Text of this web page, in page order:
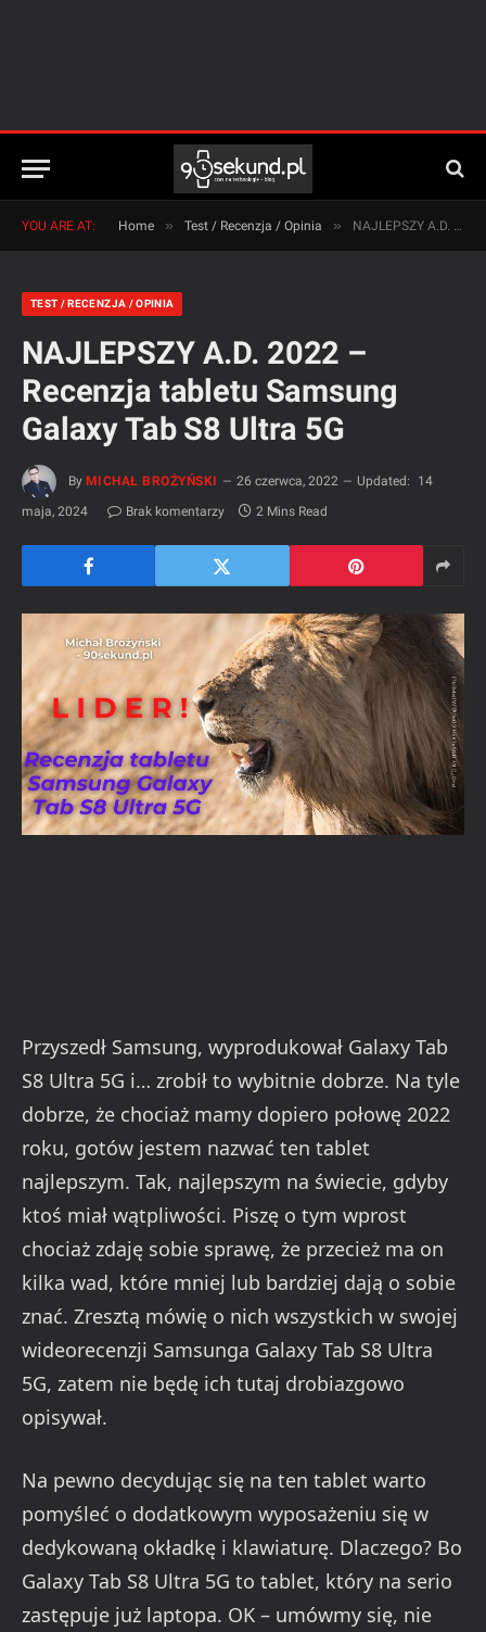
YOU ARE AT: Home » Test / Recenzja / Opinia » NAJLEPSZY A.D. 2022 – Recenzja tabletu Samsung Galaxy Tab S8 Ultra 5G
TEST / RECENZJA / OPINIA
NAJLEPSZY A.D. 2022 –
Recenzja tabletu Samsung
Galaxy Tab S8 Ultra 5G
By MICHAŁ BROŻYŃSKI 26 czerwca, 2022 Updated:
14
maja, 2024
Brak komentarzy 2 Mins Read
Przyszedł Samsung, wyprodukował Galaxy Tab
S8 Ultra 5G i… zrobił to wybitnie dobrze. Na tyle
dobrze, że chociaż mamy dopiero połowę 2022
roku, gotów jestem nazwać ten tablet
najlepszym. Tak, najlepszym na świecie, gdyby
ktoś miał wątpliwości. Piszę o tym wprost
chociaż zdaję sobie sprawę, że przecież ma on
kilka wad, które mniej lub bardziej dają o sobie
znać. Zresztą mówię o nich wszystkich w swojej
wideorecenzji Samsunga Galaxy Tab S8 Ultra
5G, zatem nie będę ich tutaj drobiazgowo
opisywał.
Na pewno decydując się na ten tablet warto
pomyśleć o dodatkowym wyposażeniu się w
dedykowaną okładkę i klawiaturę. Dlaczego? Bo
Galaxy Tab S8 Ultra 5G to tablet, który na serio
zastępuje już laptopa. OK – umówmy się, nie